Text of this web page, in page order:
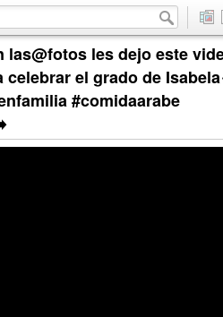
las@fotos les dejo este
celebrar el grado de
#comidaarabe